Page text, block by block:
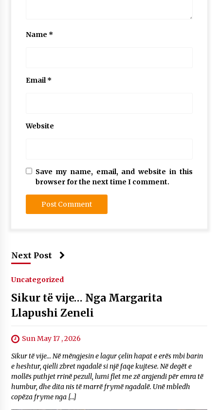
Name *
Email*
Website
Save my name, email, and website in this
browser for the next time I comment.
Next Post
Uncategorized
Sikur të vije… Nga Margarita
Llapushi Zeneli
Sun May 17 , 2026
Sikur të vije… Në mëngjesin e lagur çelin hapat e erës mbi barin
e heshtur, qielli zbret ngadalë si një faqe kujtese. Në degët e
mollës puthjet rrinë pezull, lumi flet me zë argjendi për emra të
humbur, dhe dita nis të marrë frymë ngadalë. Unë mbledh
copëza fryme nga […]